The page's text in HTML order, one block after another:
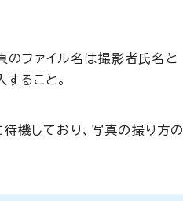
のファイル名は撮影者氏名と
ること。
機しており、写真の撮り方の